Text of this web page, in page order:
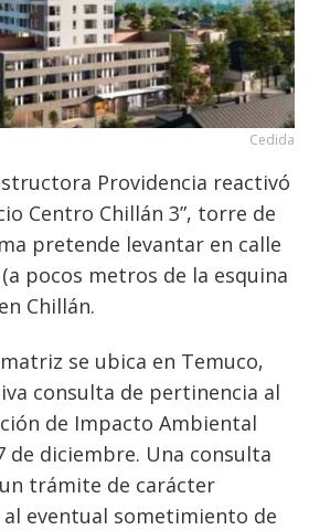
Cedida
Providencia reactivó
Centro Chillán 3”, torre de
pretende levantar en calle
pocos metros de la esquina
Chillán.
se ubica en Temuco,
consulta de pertinencia al
de Impacto Ambiental
de diciembre. Una consulta
trámite de carácter
eventual sometimiento de